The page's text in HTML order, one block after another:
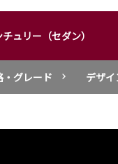
ュリー（セダン）
・グレード デザイ